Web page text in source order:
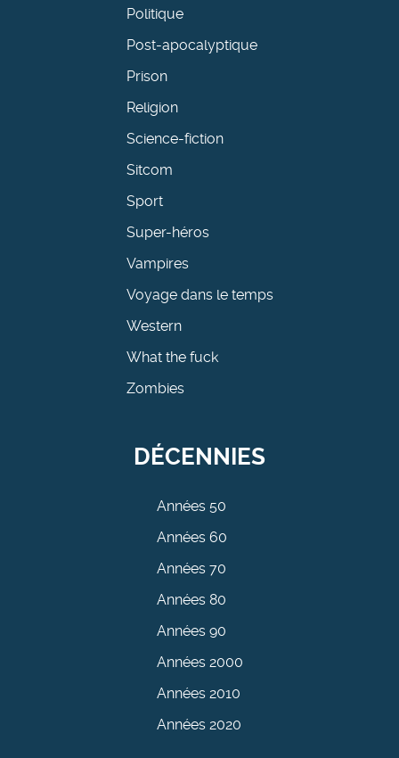
Politique
Post-apocalyptique
Prison
Religion
Science-fiction
Sitcom
Sport
Super-héros
Vampires
Voyage dans le temps
Western
What the fuck
Zombies
DÉCENNIES
Années 50
Années 60
Années 70
Années 80
Années 90
Années 2000
Années 2010
Années 2020